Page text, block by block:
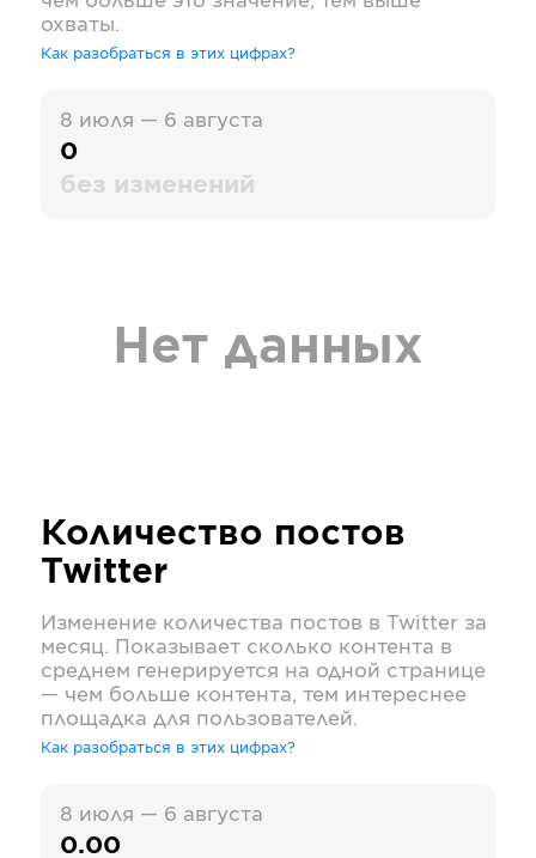
охваты.
Как разобраться в этих цифрах?
8 июля — 6 августа
0
без изменений
Нет данных
Количество постов
Twitter
Изменение количества постов в Twitter за
месяц. Показывает сколько контента в
среднем генерируется на одной странице
— чем больше контента, тем интереснее
площадка для пользователей.
Как разобраться в этих цифрах?
8 июля — 6 августа
0.00